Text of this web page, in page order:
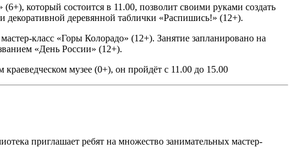
который состоится в 11.00, позволит своими руками создать
деревянной таблички «Распишись!» (12+).
класс «Горы Колорадо» (12+). Занятие запланировано на
«День России» (12+).
музее (0+), он пройдёт с 11.00 до 15.00
приглашает ребят на множество занимательных мастер-